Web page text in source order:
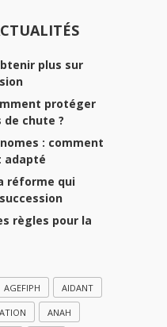
plus sur
protéger
de chute ?
: comment
adapté
réforme qui
règles pour la
AGEFIPH AIDANT
ANAH